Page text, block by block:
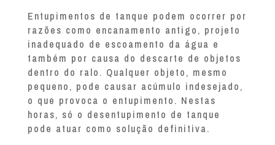
Entupimentos de tanque podem ocorrer por
razões como encanamento antigo, projeto
inadequado de escoamento da água e
também por causa do descarte de objetos
dentro do ralo. Qualquer objeto, mesmo
pequeno, pode causar acúmulo indesejado,
o que provoca o entupimento. Nestas
horas, só o desentupimento de tanque
pode atuar como solução definitiva.